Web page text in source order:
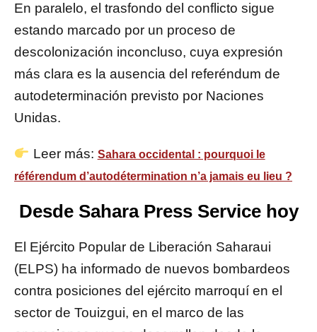
En paralelo, el trasfondo del conflicto sigue
estando marcado por un proceso de
descolonización inconcluso, cuya expresión
más clara es la ausencia del referéndum de
autodeterminación previsto por Naciones
Unidas.
Leer más: Sahara occidental : pourquoi le
référendum d’autodétermination n’a jamais eu lieu ?
Desde Sahara Press Service hoy
El Ejército Popular de Liberación Saharaui
(ELPS) ha informado de nuevos bombardeos
contra posiciones del ejército marroquí en el
sector de Touizgui, en el marco de las